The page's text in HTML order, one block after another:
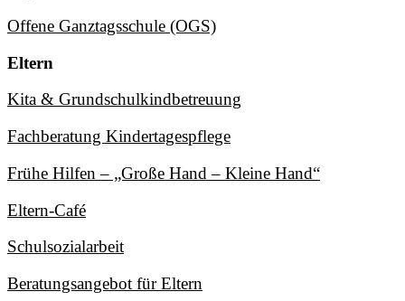
Offene Ganztagsschule (OGS)
Eltern
Kita & Grundschulkindbetreuung
Fachberatung Kindertagespflege
Frühe Hilfen – „Große Hand – Kleine Hand“
Eltern-Café
Schulsozialarbeit
Beratungsangebot für Eltern